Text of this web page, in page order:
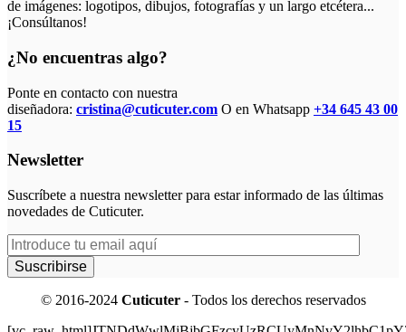
de imágenes: logotipos, dibujos, fotografías y un largo etcétera...
¡Consúltanos!
¿No encuentras algo?
Ponte en contacto con nuestra
diseñadora: cristina@cuticuter.com O en Whatsapp +34 645 43 00
15
Newsletter
Suscríbete a nuestra newsletter para estar informado de las últimas
novedades de Cuticuter.
© 2016-2024 Cuticuter- Todos los derechos reservados